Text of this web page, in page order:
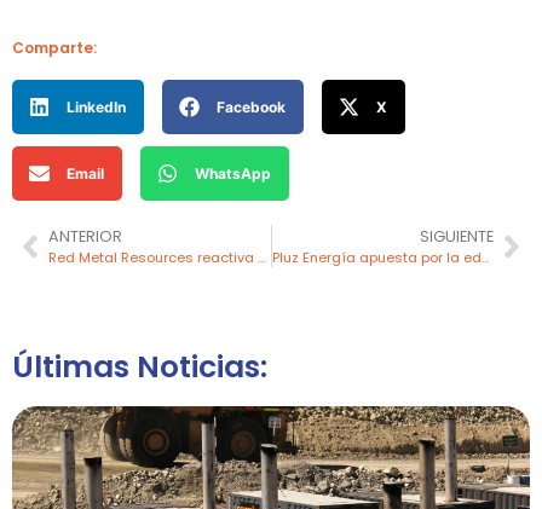
Comparte:
LinkedIn Facebook X
Email WhatsApp
ANTERIOR
Red Metal Resources reactiva producción de cobre y oro en proyecto Carrizal en Chile
SIGUIENTE
Pluz Energía apuesta por la educación: presenta «Guardianes de la Energía»
Últimas Noticias: